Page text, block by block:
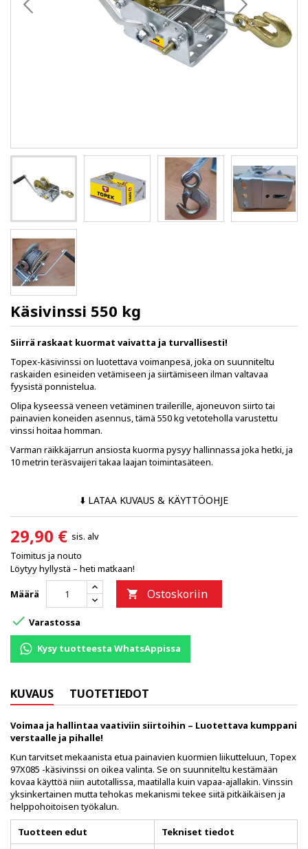
Käsivinssi 550 kg
Siirrä raskaat kuormat vaivatta ja turvallisesti!
Topex-käsivinssi on luotettava voimanpesä, joka on suunniteltu
raskaiden esineiden vetämiseen ja siirtämiseen ilman valtavaa
fyysistä ponnistelua.
Olipa kyseessä veneen vetäminen trailerille, ajoneuvon siirto tai
painavien koneiden asennus, tämä 550 kg vetoteholla varustettu
vinssi hoitaa homman.
Varman räikkäjarrun ansiosta kuorma pysyy hallinnassa joka hetki, ja
10 metrin teräsvaijeri takaa laajan toimintasäteen.
⬇️ LATAA KUVAUS & KÄYTTÖOHJE
29,90 € sis. alv
Toimitus ja nouto
Löytyy hyllystä – heti matkaan!
Määrä  Ostoskoriin
 Varastossa
Kysy tuotteesta WhatsAppissa
KUVAUS TUOTETIEDOT
Voimaa ja hallintaa vaativiin siirtoihin – Luotettava kumppani
verstaalle ja pihalle!
Kun tarvitset mekaanista etua painavien kuormien liikutteluun, Topex
97X085 -käsivinssi on oikea valinta. Se on suunniteltu kestämään
kovaa käyttöä niin autotallissa, maatilalla kuin vapaa-ajallakin. Vinssin
yksinkertainen mutta tehokas mekanismi tekee siitä pitkäikäisen ja
helppohoitoisen työkalun.
Tuotteen edut Tekniset tiedot